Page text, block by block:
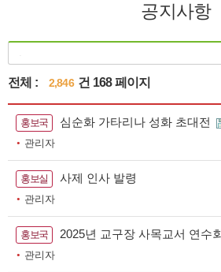
공지사항
전체 : 2,846 건 168 페이지
홍보국 심순화 가타리나 성화 초대전
관리자
홍보실 사제 인사 발령
관리자
홍보국 2025년 교구장 사목교서 연수
관리자